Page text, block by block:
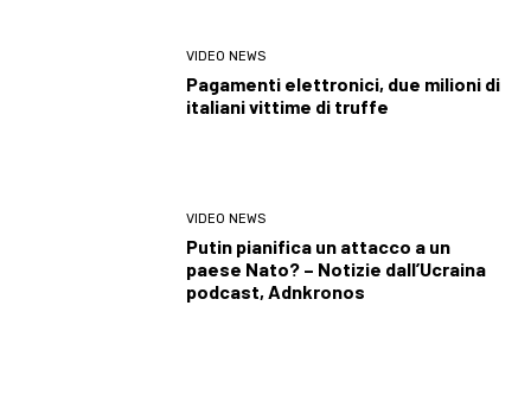
VIDEO NEWS
Pagamenti elettronici, due milioni di
italiani vittime di truffe
VIDEO NEWS
Putin pianifica un attacco a un
paese Nato? – Notizie dall’Ucraina
podcast, Adnkronos